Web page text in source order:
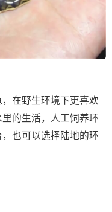
在野生环境下更喜欢
的生活，人工饲养环
也可以选择陆地的环